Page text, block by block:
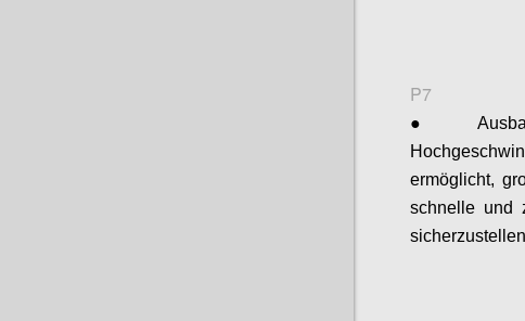
P7
●
ermöglicht,
schnelle und